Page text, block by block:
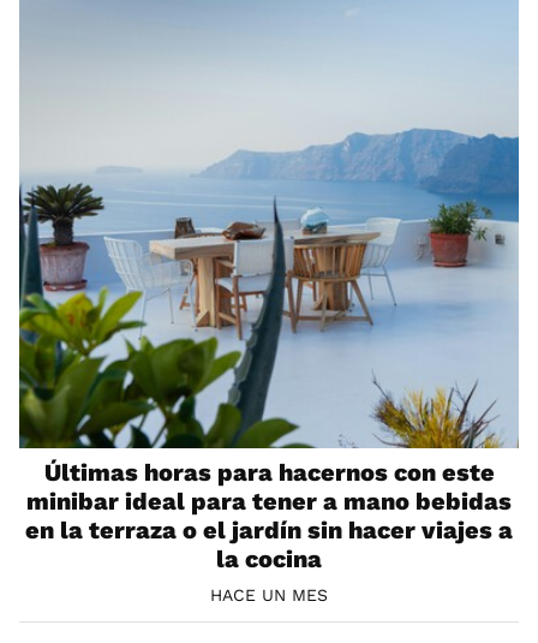
Últimas horas para hacernos con este
minibar ideal para tener a mano bebidas
en la terraza o el jardín sin hacer viajes a
la cocina
HACE UN MES